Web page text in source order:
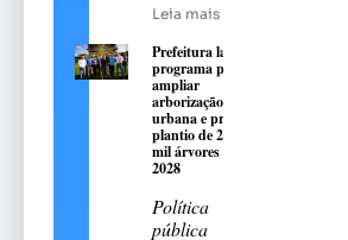
Leia mais
Prefeitura lança
programa para
ampliar
arborização
urbana e prevê
plantio de 2,5
mil árvores até
2028
Política
pública